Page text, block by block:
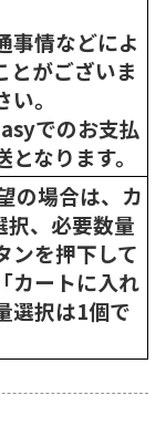
事情などによ
とがございま
。
でのお支払
なります。
の場合は、カ
、必要数量
ンを押下して
カートに入れ
選択は1個で